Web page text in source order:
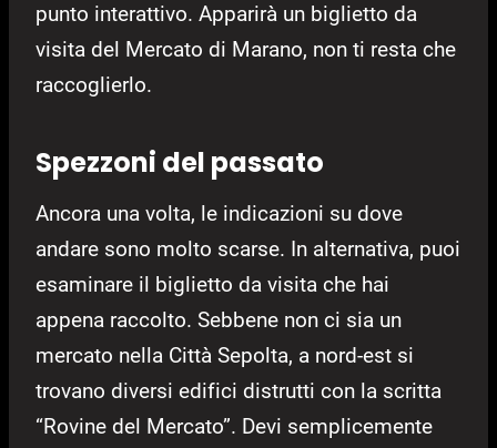
punto interattivo. Apparirà un biglietto da
visita del Mercato di Marano, non ti resta che
raccoglierlo.
Spezzoni del passato
Ancora una volta, le indicazioni su dove
andare sono molto scarse. In alternativa, puoi
esaminare il biglietto da visita che hai
appena raccolto. Sebbene non ci sia un
mercato nella Città Sepolta, a nord-est si
trovano diversi edifici distrutti con la scritta
“Rovine del Mercato”. Devi semplicemente